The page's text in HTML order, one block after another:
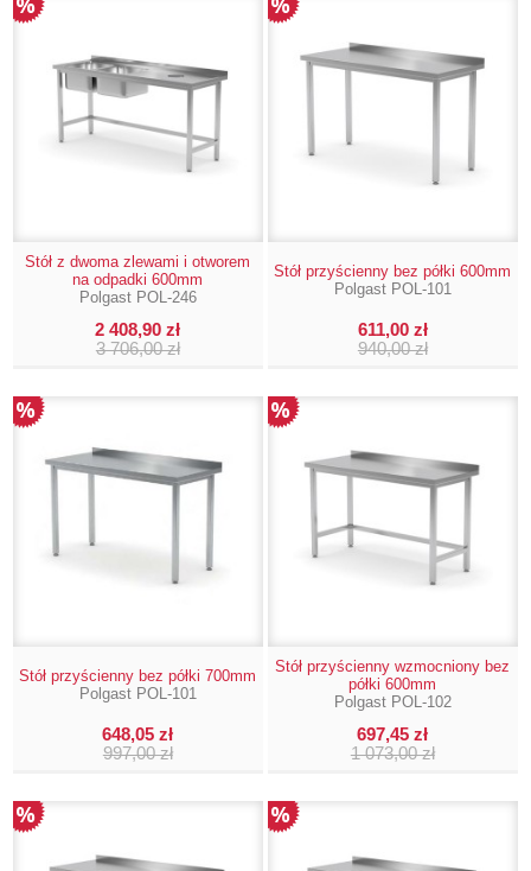
Stół z dwoma zlewami i otworem
na odpadki 600mm
Polgast POL-246
2 408,90 zł
3 706,00 zł
Stół przyścienny bez półki 600mm
Polgast POL-101
611,00 zł
940,00 zł
Stół przyścienny bez półki 700mm
Polgast POL-101
648,05 zł
997,00 zł
Stół przyścienny wzmocniony bez
półki 600mm
Polgast POL-102
697,45 zł
1 073,00 zł